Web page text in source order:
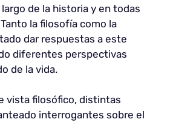
de la historia y en todas
la filosofía como la
dar respuestas a este
diferentes perspectivas
de la vida.
vista filosófico, distintas
interrogantes sobre el